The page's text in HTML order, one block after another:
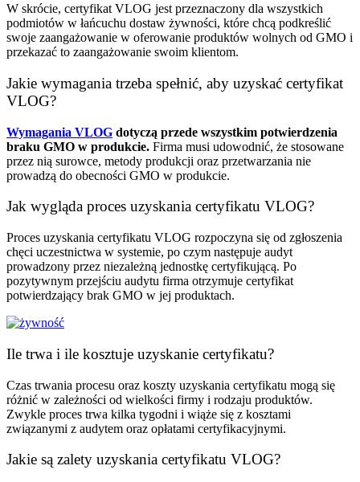
W skrócie, certyfikat VLOG jest przeznaczony dla wszystkich
podmiotów w łańcuchu dostaw żywności, które chcą podkreślić
swoje zaangażowanie w oferowanie produktów wolnych od GMO i
przekazać to zaangażowanie swoim klientom.
Jakie wymagania trzeba spełnić, aby uzyskać certyfikat
VLOG?
Wymagania VLOG dotyczą przede wszystkim potwierdzenia
braku GMO w produkcie. Firma musi udowodnić, że stosowane
przez nią surowce, metody produkcji oraz przetwarzania nie
prowadzą do obecności GMO w produkcie.
Jak wygląda proces uzyskania certyfikatu VLOG?
Proces uzyskania certyfikatu VLOG rozpoczyna się od zgłoszenia
chęci uczestnictwa w systemie, po czym następuje audyt
prowadzony przez niezależną jednostkę certyfikującą. Po
pozytywnym przejściu audytu firma otrzymuje certyfikat
potwierdzający brak GMO w jej produktach.
Ile trwa i ile kosztuje uzyskanie certyfikatu?
Czas trwania procesu oraz koszty uzyskania certyfikatu mogą się
różnić w zależności od wielkości firmy i rodzaju produktów.
Zwykle proces trwa kilka tygodni i wiąże się z kosztami
związanymi z audytem oraz opłatami certyfikacyjnymi.
Jakie są zalety uzyskania certyfikatu VLOG?